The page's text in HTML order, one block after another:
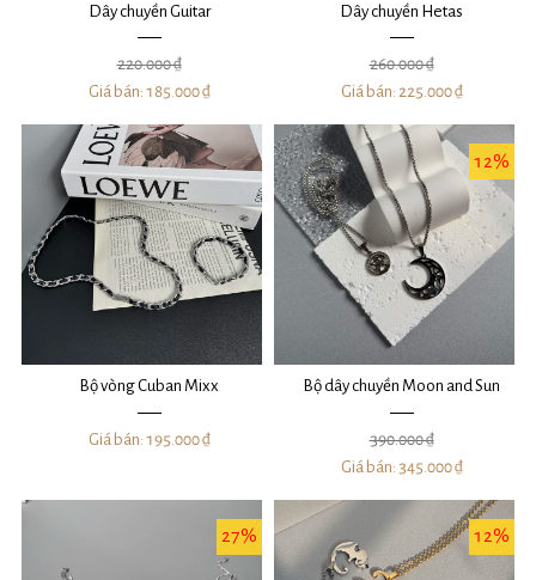
Dây chuyền Guitar
220.000 ₫
Giá bán: 185.000 ₫
Dây chuyền Hetas
260.000 ₫
Giá bán: 225.000 ₫
Bộ vòng Cuban Mixx
Giá bán: 195.000 ₫
12%
Bộ dây chuyền Moon and Sun
390.000 ₫
Giá bán: 345.000 ₫
27% 12%